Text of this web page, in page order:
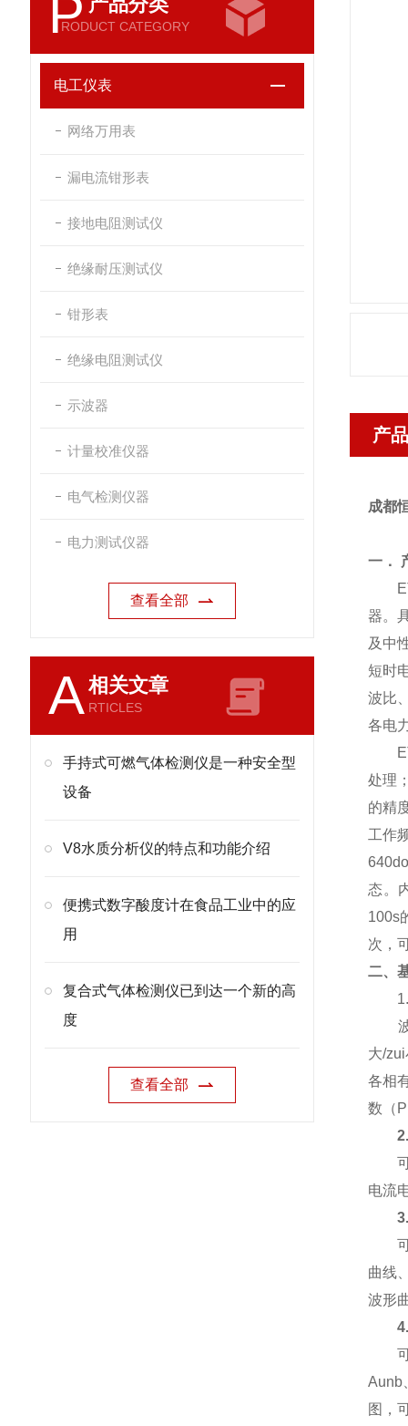
P
RODUCT CATEGORY
电工仪表
网络万用表
漏电流钳形表
接地电阻测试仪
绝缘耐压测试仪
钳形表
绝缘电阻测试仪
示波器
计量校准仪器
电气检测仪器
电力测试仪器
查看全部
A相关文章
RTICLES
手持式可燃气体检测仪是一种安全型
设备
V8水质分析仪的特点和功能介绍
便携式数字酸度计在食品工业中的应
用
复合式气体检测仪已到达一个新的高
度
查看全部
产
成都
一．
器。
及中
短时
波比
各电
处理
的精
工作
态。
100s
次，
二、
1.
波
大/
各相
数（
可
电流
3.
可
曲线
波形
可
Aunb
图，